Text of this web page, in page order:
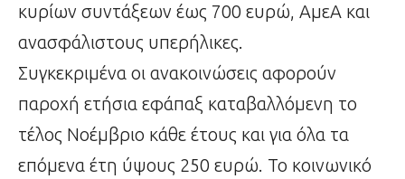
κυρίων συντάξεων έως 700 ευρώ, ΑμεΑ και
ανασφάλιστους υπερήλικες.
Συγκεκριμένα οι ανακοινώσεις αφορούν
παροχή ετήσια εφάπαξ καταβαλλόμενη το
τέλος Νοέμβριο κάθε έτους και για όλα τα
επόμενα έτη ύψους 250 ευρώ. Το κοινωνικό